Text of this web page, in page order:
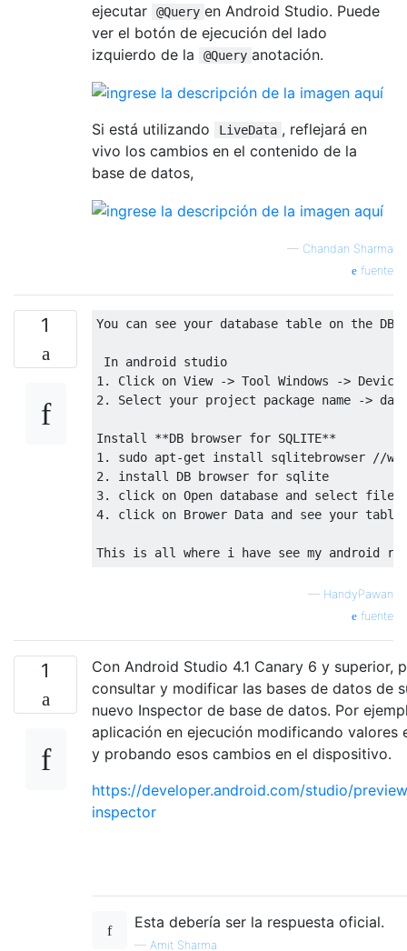
ejecutar
@Query en Android Studio. Puede
ver el botón de ejecución del lado
izquierdo de la
@Query anotación.
Si está utilizando LiveData , reflejará en
vivo los cambios en el contenido de la
base de datos,
— Chandan Sharma
fuente
1 You can see your database table on the DB
In
1 . Click on View -> Tool Windows ->
2 . Select your project package name ->
Install **DB browser for
1 . sudo apt-get install sqlitebrowser //
2 . install DB browser for
3. click on Open database and select
file
4. click on Brower Data and see your
This is all
— HandyPawan
fuente
1
Con Android Studio 4.1 Canary 6 y superior,
consultar y modificar las bases de datos de
nuevo Inspector de base de datos. Por
aplicación en ejecución modificando valores
y probando esos cambios en el dispositivo.
https://developer.android.com/studio/
inspector
Esta debería ser la respuesta oficial.
— Amit Sharma